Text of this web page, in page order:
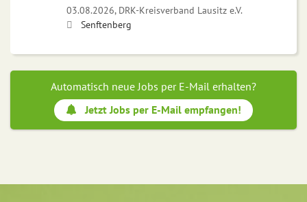
03.08.2026, DRK-Kreisverband Lausitz e.V.
Senftenberg
Automatisch neue Jobs per E-Mail erhalten?
Jetzt Jobs per E-Mail empfangen!